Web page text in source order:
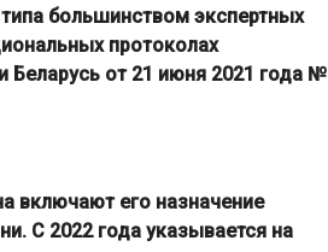
большинством экспертных
протоколах
Беларусь от 21 июня 2021 года №
включают его назначение
С 2022 года указывается на